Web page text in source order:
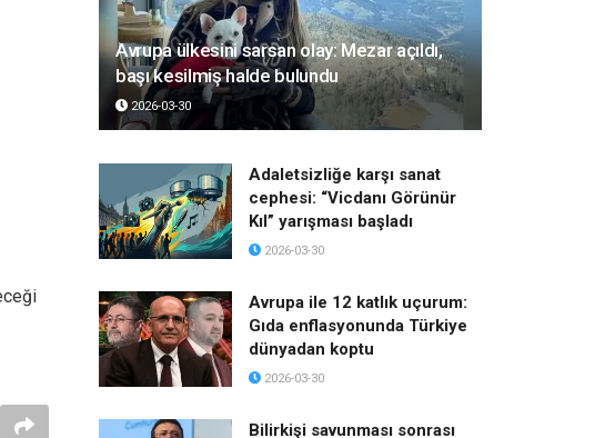
Avrupa ülkesini sarsan olay: Mezar açıldı,
başı kesilmiş halde bulundu
2026-03-30
Adaletsizliğe karşı sanat
cephesi: “Vicdanı Görünür
Kıl” yarışması başladı
2026-03-30
Avrupa ile 12 katlık uçurum:
Gıda enflasyonunda Türkiye
dünyadan koptu
2026-03-30
Bilirkişi savunması sonrası